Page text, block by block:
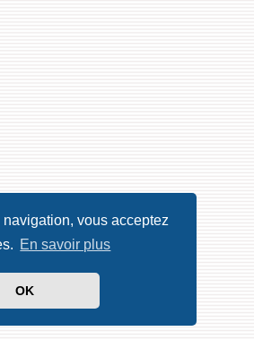
vous acceptez
En savoir plus
OK